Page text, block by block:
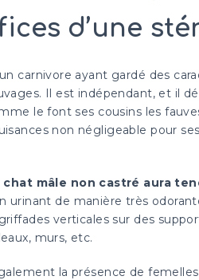
d’une
carnivore ayant gardé des
Il est indépendant, et il
le font ses cousins les
non négligeable pour
chat mâle non castré aura
urinant de manière très
verticales sur des
murs, etc.
la présence de